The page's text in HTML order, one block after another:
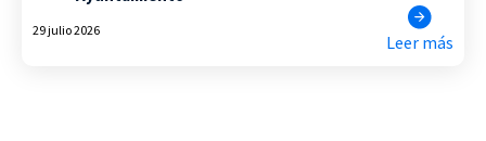
29 julio 2026
Leer más